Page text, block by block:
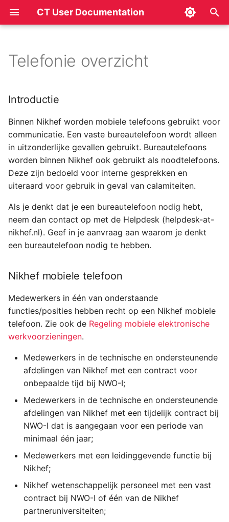
CT User Documentation
o
s
t
t
s
a
c
h
Introductie
Nikhef mobiele telefoon
Type telefoons
Contract en gebruik
In Nederland
vanuit Nederland
Binnen de EER (Europese
Economische Ruimte)
In de rest van de wereld
Veelgestelde vragen
Waar kan ik de regeling
voor Nikhef mobiele
Wanneer wordt mijn
mobiele telefoon
vervangen?
Ik ga uit dienst en wil mijn
toestel overnemen. Kan
dat?
Ik ben X maanden in
dienst, kan ik hier ook
gebruik van maken?
Telefonie overzicht
Introductie
Binnen Nikhef worden mobiele telefoons gebruikt voor
communicatie. Een vaste bureautelefoon wordt alleen
in uitzonderlijke gevallen gebruikt. Bureautelefoons
worden binnen Nikhef ook gebruikt als noodtelefoons.
Deze zijn bedoeld voor interne gesprekken en
uiteraard voor gebruik in geval van calamiteiten.
Als je denkt dat je een bureautelefoon nodig hebt,
neem dan contact op met de Helpdesk (helpdesk-at-
nikhef.nl). Geef in je aanvraag aan waarom je denkt
een bureautelefoon nodig te hebben.
Nikhef mobiele telefoon
Medewerkers in één van onderstaande
functies/posities hebben recht op een Nikhef mobiele
telefoon. Zie ook de Regeling mobiele elektronische
werkvoorzieningen.
Medewerkers in de technische en ondersteunende
afdelingen van Nikhef met een contract voor
onbepaalde tijd bij NWO-I;
Medewerkers in de technische en ondersteunende
afdelingen van Nikhef met een tijdelijk contract bij
NWO-I dat is aangegaan voor een periode van
minimaal één jaar;
Medewerkers met een leidinggevende functie bij
Nikhef;
Nikhef wetenschappelijk personeel met een vast
contract bij NWO-I of één van de Nikhef
partneruniversiteiten;